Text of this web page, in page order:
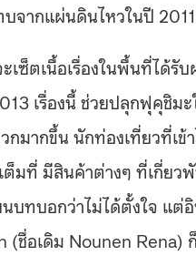
จากแผ่นดินไหวในปี 2011
ซ็ตเนื้อเรื่องในพื้นที่ได้รั
เรื่องนี้ ช่วยปลุกฟุคุชิม
มากขึ้น นักท่องเที่ยวที่เข้
เต็มที่ มีสินค้าต่างๆ ที่เกี่ย
นบทบอกว่าไม่ได้ตั้งใจ
ชื่อเดิม Nounen Rena)